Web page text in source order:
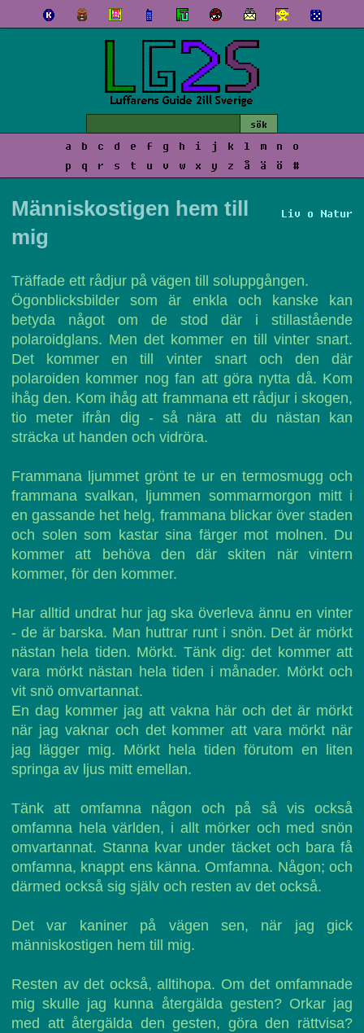
a b c d e f g h i j k l m n
o
p
q r s t u v w x y z å ä ö #
Liv o Natur
Människostigen hem till
mig
Träffade ett rådjur på vägen till soluppgången.
Ögonblicksbilder som är enkla och kanske kan
betyda något om de stod där i stillastående
polaroidglans. Men det kommer en till vinter snart.
Det kommer en till vinter snart och den där
polaroiden kommer nog fan att göra nytta då. Kom
ihåg den. Kom ihåg att frammana ett rådjur i skogen,
tio meter ifrån dig - så nära att du nästan kan
sträcka ut handen och vidröra.
Frammana ljummet grönt te ur en termosmugg och
frammana svalkan, ljummen sommarmorgon mitt i
en gassande het helg, frammana blickar över staden
och solen som kastar sina färger mot molnen. Du
kommer att behöva den där skiten när vintern
kommer, för den kommer.
Har alltid undrat hur jag ska överleva ännu en vinter
- de är barska. Man huttrar runt i snön. Det är mörkt
nästan hela tiden. Mörkt. Tänk dig: det kommer att
vara mörkt nästan hela tiden i månader. Mörkt och
vit snö omvartannat.
En dag kommer jag att vakna här och det är mörkt
när jag vaknar och det kommer att vara mörkt när
jag lägger mig. Mörkt hela tiden förutom en liten
springa av ljus mitt emellan.
Tänk att omfamna någon och på så vis också
omfamna hela världen, i allt mörker och med snön
omvartannat. Stanna kvar under täcket och bara få
omfamna, knappt ens känna. Omfamna. Någon; och
därmed också sig själv och resten av det också.
Det var kaniner på vägen sen, när jag gick
människostigen hem till mig.
Resten av det också, alltihopa. Om det omfamnade
mig skulle jag kunna återgälda gesten? Orkar jag
med att återgälda den gesten, göra den rättvisa?